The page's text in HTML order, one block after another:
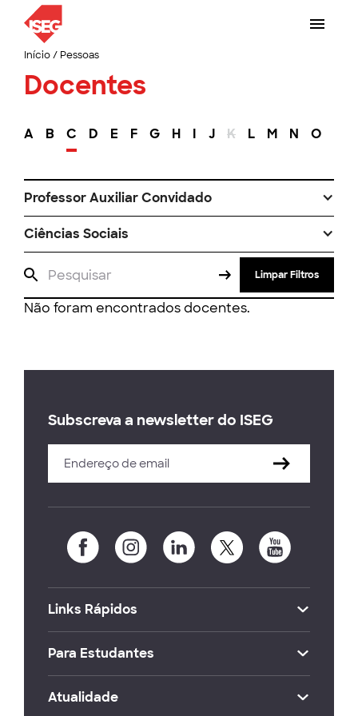
Início/ Pessoas
Docentes
A B C D E F G H I J K L M N O
Professor Auxiliar Convidado
Ciências Sociais
Limpar Filtros
Não foram encontrados docentes.
Subscreva a newsletter do ISEG
Links Rápidos
Para Estudantes
Atualidade